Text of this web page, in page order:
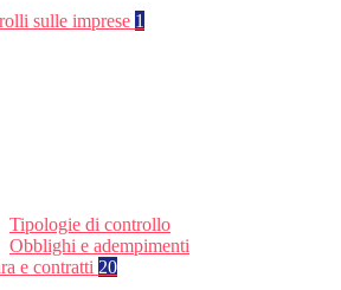
sulle imprese 1
Tipologie di controllo
Obblighi e adempimenti
e contratti 20